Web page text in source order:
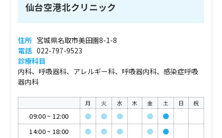
仙台空港北クリニック
住所 宮城県名取市美田園8-1-8
電話 022-797-9523
診療科目
内科、呼吸器科、アレルギー科、呼吸器内科、感染症呼吸
器内科
月 火 水 木 金 土 日 祝
09:00~ 12:00 ● ● ● ●
●
14:00~ 18:00 ● ● ● ● ●